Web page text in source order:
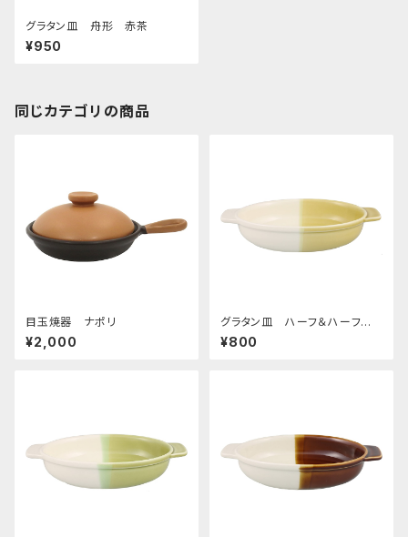
グラタン皿 舟形 赤茶
¥950
同じカテゴリの商品
目玉焼器 ナポリ
¥2,000
グラタン皿 ハーフ＆ハーフ
イエロー
¥800